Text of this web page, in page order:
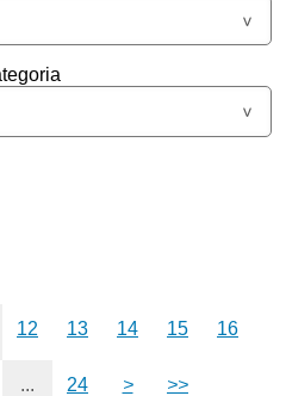
12 13 14 15 16
... 24 > >>